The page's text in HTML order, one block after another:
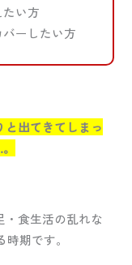
い方
ーしたい方
出てきてしまっ
・食生活の乱れな
期です。